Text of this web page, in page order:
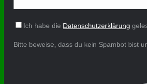
Ich habe die Datenschutzerklärung
Bitte beweise, dass du kein Spambot bist